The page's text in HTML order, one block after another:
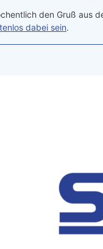
den Gruß aus
dabei sein.